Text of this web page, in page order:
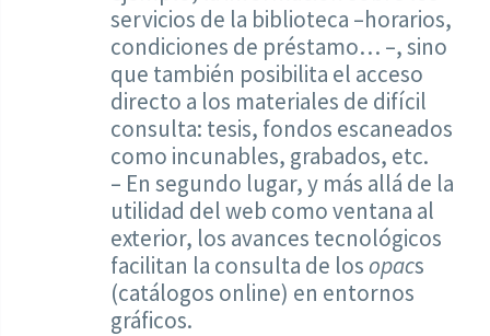
servicios de la biblioteca –horarios,
condiciones de préstamo… –, sino
que también posibilita el acceso
directo a los materiales de difícil
consulta: tesis, fondos escaneados
como incunables, grabados, etc.
– En segundo lugar, y más allá de la
utilidad del web como ventana al
exterior, los avances tecnológicos
facilitan la consulta de losopacs
(catálogos online) en entornos
gráficos.